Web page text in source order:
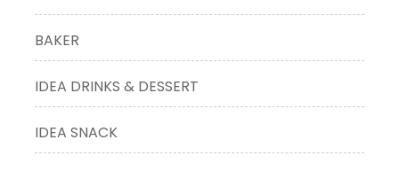
BAKER
IDEA DRINKS & DESSERT
IDEA SNACK